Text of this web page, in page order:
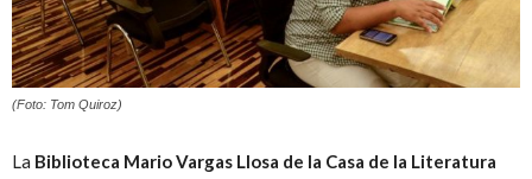
(Foto: Tom Quiroz)
La Biblioteca Mario Vargas Llosa de la Casa de la Literatura